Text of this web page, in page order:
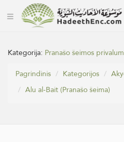
Kategorija: Pranašo šeimos
Pagrindinis
Kategorijos
Alu al-Bait (Pranašo šeima)